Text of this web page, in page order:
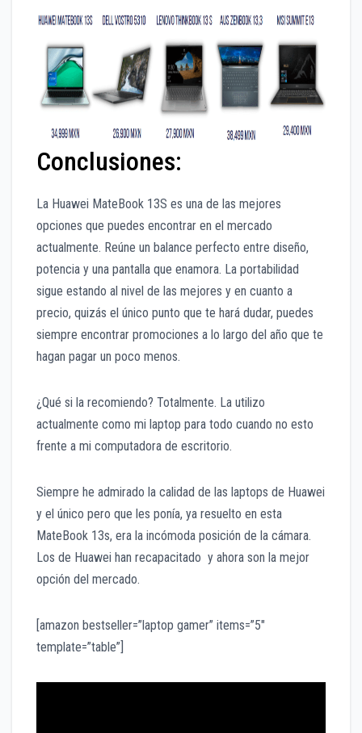
Conclusiones:
La Huawei MateBook 13S es una de las mejores
opciones que puedes encontrar en el mercado
actualmente. Reúne un balance perfecto entre diseño,
potencia y una pantalla que enamora. La portabilidad
sigue estando al nivel de las mejores y en cuanto a
precio, quizás el único punto que te hará dudar, puedes
siempre encontrar promociones a lo largo del año que te
hagan pagar un poco menos.
¿Qué si la recomiendo? Totalmente. La utilizo
actualmente como mi laptop para todo cuando no esto
frente a mi computadora de escritorio.
Siempre he admirado la calidad de las laptops de Huawei
y el único pero que les ponía, ya resuelto en esta
MateBook 13s, era la incómoda posición de la cámara.
Los de Huawei han recapacitado y ahora son la mejor
opción del mercado.
[amazon bestseller=”laptop gamer” items=”5″
template=”table”]